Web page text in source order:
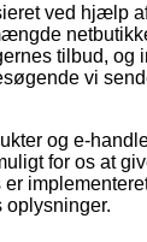
ved hjælp
tilbud, og
vi
og e-
for os at
oplysninger.